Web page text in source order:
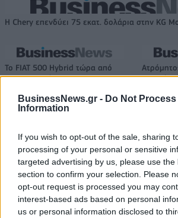
BusinessNews.gr - Do Not
Information
If you wish to opt-out of the sale, sharing
processing of your personal or sensitive
targeted advertising by us, please use the
section to confirm your selection. Please
opt-out request is processed you may
interest-based ads based on personal
us or personal information disclosed to
Η Chery επενδύει 75 εκατ. δολάρια στην KG
Το FIAT 500 Hybrid τώρα από
18.990 ευρώ
2028
18η συνεχόμενη χρονιά για τον ΟΤΕ στη
FTSE4Good
Alpha Bank: Για πρώτη φορά το Αρχαίο Θέατρο
πύλες του σε όλους